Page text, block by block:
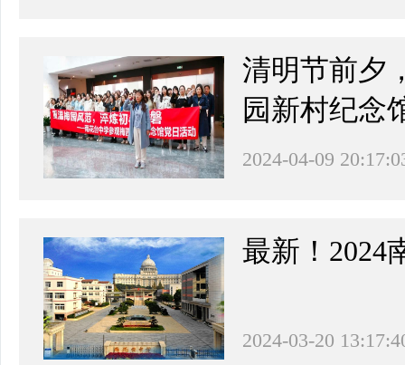
清明节前夕
园新村纪念
2024-04-09
最新！2024
2024-03-20